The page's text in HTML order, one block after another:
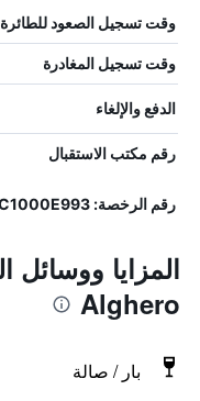
وقت تسجيل الصعود للطائرة
وقت تسجيل المغادرة
الدفع والإلغاء
رقم مكتب الاستقبال
رقم الرخصة: E5993, IT090003C1000E993
Alghero
بار / صالة